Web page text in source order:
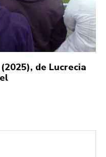
de Lucrecia